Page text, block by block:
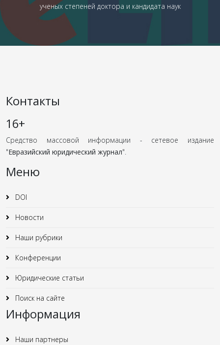
ученых степеней доктора и кандидата наук
Контакты
16+
Средство массовой информации - сетевое издание
"Евразийский юридический журнал".
Меню
DOI
Новости
Наши рубрики
Конференции
Юридические статьи
Поиск на сайте
Информация
Наши партнеры